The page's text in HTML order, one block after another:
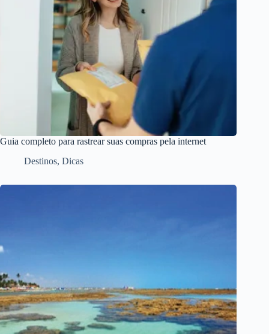
Guia completo para rastrear suas compras pela internet
Destinos, Dicas